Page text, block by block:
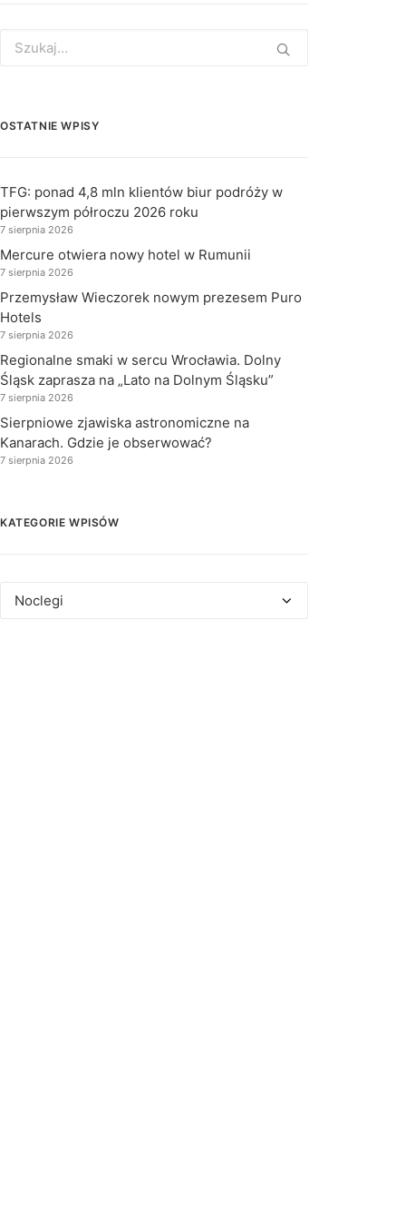
for:
OSTATNIE WPISY
TFG: ponad 4,8 mln klientów biur podróży w
pierwszym półroczu 2026 roku
7 sierpnia 2026
Mercure otwiera nowy hotel w Rumunii
7 sierpnia 2026
Przemysław Wieczorek nowym prezesem Puro
Hotels
7 sierpnia 2026
Regionalne smaki w sercu Wrocławia. Dolny
Śląsk zaprasza na „Lato na Dolnym Śląsku”
7 sierpnia 2026
Sierpniowe zjawiska astronomiczne na
Kanarach. Gdzie je obserwować?
7 sierpnia 2026
KATEGORIE WPISÓW
Kategorie